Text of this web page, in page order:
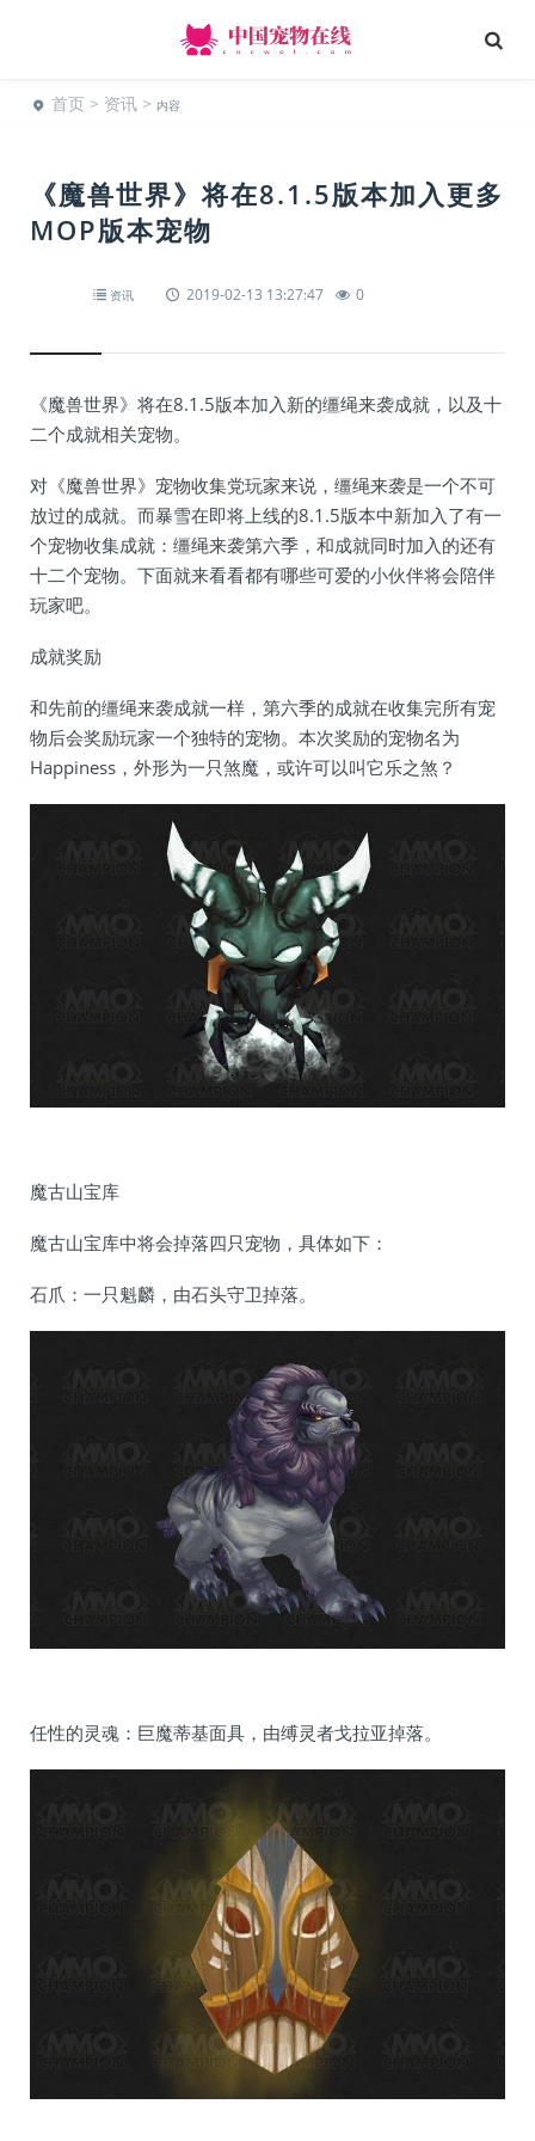
首页 > 资讯 > 内容
《魔兽世界》将在8.1.5版本加入更多
MOP版本宠物
资讯 2019-02-13 13:27:47 0
《魔兽世界》将在8.1.5版本加入新的缰绳来袭成就，以及十
二个成就相关宠物。
对《魔兽世界》宠物收集党玩家来说，缰绳来袭是一个不可
放过的成就。而暴雪在即将上线的8.1.5版本中新加入了有一
个宠物收集成就：缰绳来袭第六季，和成就同时加入的还有
十二个宠物。下面就来看看都有哪些可爱的小伙伴将会陪伴
玩家吧。
成就奖励
和先前的缰绳来袭成就一样，第六季的成就在收集完所有宠
物后会奖励玩家一个独特的宠物。本次奖励的宠物名为
Happiness，外形为一只煞魔，或许可以叫它乐之煞？
魔古山宝库
魔古山宝库中将会掉落四只宠物，具体如下：
石爪：一只魁麟，由石头守卫掉落。
任性的灵魂：巨魔蒂基面具，由缚灵者戈拉亚掉落。